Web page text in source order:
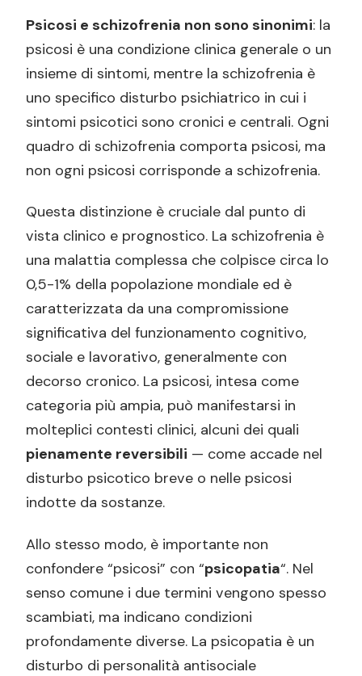
Psicosi e schizofrenia non sono sinonimi: la
psicosi è una condizione clinica generale o un
insieme di sintomi, mentre la schizofrenia è
uno specifico disturbo psichiatrico in cui i
sintomi psicotici sono cronici e centrali. Ogni
quadro di schizofrenia comporta psicosi, ma
non ogni psicosi corrisponde a schizofrenia.
Questa distinzione è cruciale dal punto di
vista clinico e prognostico. La schizofrenia è
una malattia complessa che colpisce circa lo
0,5-1% della popolazione mondiale ed è
caratterizzata da una compromissione
significativa del funzionamento cognitivo,
sociale e lavorativo, generalmente con
decorso cronico. La psicosi, intesa come
categoria più ampia, può manifestarsi in
molteplici contesti clinici, alcuni dei quali
pienamente reversibili — come accade nel
disturbo psicotico breve o nelle psicosi
indotte da sostanze.
Allo stesso modo, è importante non
confondere “psicosi” con “psicopatia“. Nel
senso comune i due termini vengono spesso
scambiati, ma indicano condizioni
profondamente diverse. La psicopatia è un
disturbo di personalità antisociale